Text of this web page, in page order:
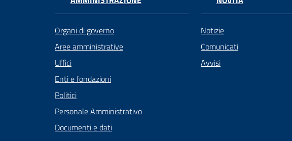
Organi di governo
Aree amministrative
Uffici
Enti e fondazioni
Politici
Personale Amministrativo
Documenti e dati
Notizie
Comunicati
Avvisi